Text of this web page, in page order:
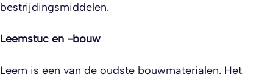
bestrijdingsmiddelen.
Leemstuc en -bouw
Leem is een van de oudste bouwmaterialen. Het